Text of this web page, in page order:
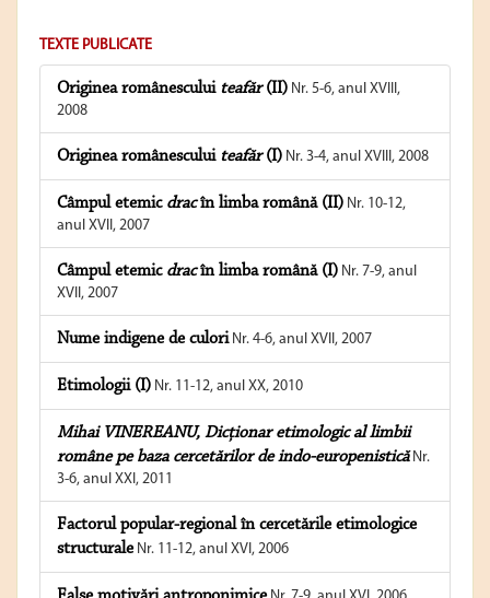
TEXTE PUBLICATE
Originea românescului teafăr(II) Nr. 5-6, anul XVIII,
2008
Originea românescului teafăr(I) Nr. 3-4, anul XVIII, 2008
Câmpul etemic dracîn limba română (II) Nr. 10-12,
anul XVII, 2007
Câmpul etemic dracîn limba română (I) Nr. 7-9, anul
XVII, 2007
Nume indigene de culoriNr. 4-6, anul XVII, 2007
Etimologii (I) Nr. 11-12, anul XX, 2010
Mihai VINEREANU, Dicţionar etimologic al limbii
române pe baza cercetărilor de indo-europenisticăNr.
3-6, anul XXI, 2011
Factorul popular-regional în cercetările etimologice
structuraleNr. 11-12, anul XVI, 2006